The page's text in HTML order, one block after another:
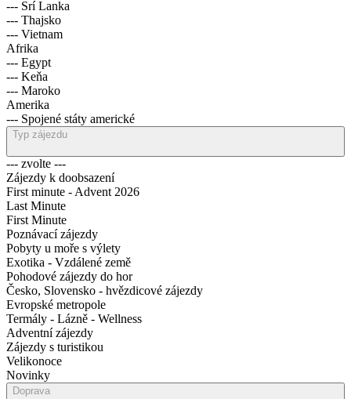
--- Srí Lanka
--- Thajsko
--- Vietnam
Afrika
--- Egypt
--- Keňa
--- Maroko
Amerika
--- Spojené státy americké
Typ zájezdu
--- zvolte ---
Zájezdy k doobsazení
First minute - Advent 2026
Last Minute
First Minute
Poznávací zájezdy
Pobyty u moře s výlety
Exotika - Vzdálené země
Pohodové zájezdy do hor
Česko, Slovensko - hvězdicové zájezdy
Evropské metropole
Termály - Lázně - Wellness
Adventní zájezdy
Zájezdy s turistikou
Velikonoce
Novinky
Doprava